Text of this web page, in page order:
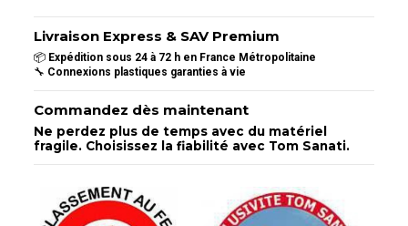
Livraison Express & SAV Premium
📦 Expédition sous 24 à 72 h en France Métropolitaine
🔧 Connexions plastiques garanties à vie
Commandez dès maintenant
Ne perdez plus de temps avec du matériel
fragile. Choisissez la fiabilité avec Tom Sanati.